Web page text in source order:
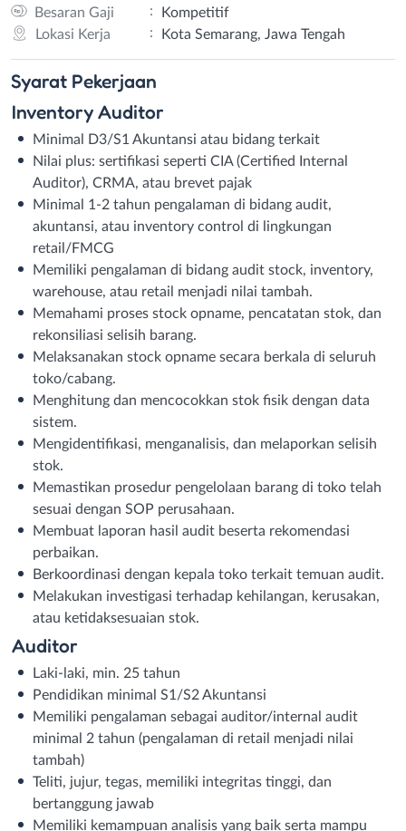
Besaran Gaji
:
Kompetitif
Lokasi Kerja
: Kota Semarang, Jawa Tengah
Syarat Pekerjaan
Inventory Auditor
Minimal D3/S1 Akuntansi atau bidang terkait
Nilai plus: sertifikasi seperti CIA (Certified Internal
Auditor), CRMA, atau brevet pajak
Minimal 1-2 tahun pengalaman di bidang audit,
akuntansi, atau inventory control di lingkungan
retail/FMCG
Memiliki pengalaman di bidang audit stock, inventory,
warehouse, atau retail menjadi nilai tambah.
Memahami proses stock opname, pencatatan stok, dan
rekonsiliasi selisih barang.
Melaksanakan stock opname secara berkala di seluruh
toko/cabang.
Menghitung dan mencocokkan stok fisik dengan data
sistem.
Mengidentifikasi, menganalisis, dan melaporkan selisih
stok.
Memastikan prosedur pengelolaan barang di toko telah
sesuai dengan SOP perusahaan.
Membuat laporan hasil audit beserta rekomendasi
perbaikan.
Berkoordinasi dengan kepala toko terkait temuan audit.
Melakukan investigasi terhadap kehilangan, kerusakan,
atau ketidaksesuaian stok.
Auditor
Laki-laki, min. 25 tahun
Pendidikan minimal S1/S2 Akuntansi
Memiliki pengalaman sebagai auditor/internal audit
minimal 2 tahun (pengalaman di retail menjadi nilai
tambah)
Teliti, jujur, tegas, memiliki integritas tinggi, dan
bertanggung jawab
Memiliki kemampuan analisis yang baik serta mampu